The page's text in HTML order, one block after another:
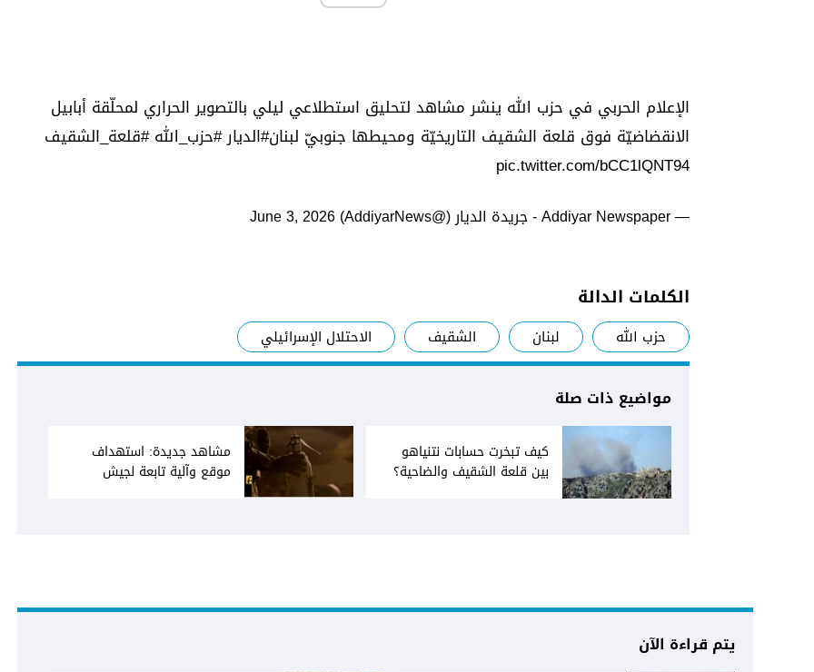
الإعلام الحربي في حزب الله ينشر مشاهد لتحليق استطلاعي ليلي بالتصوير الحراري لمحلّقة أبابيل
الانقضاضيّة فوق قلعة الشقيف التاريخيّة ومحيطها جنوبيّ لبنان#الديار#حزب_الله #قلعة_الشقيف
pic.twitter.com/bCC1lQNT94
— Addiyar Newspaper - جريدة الديار (@AddiyarNews) June 3, 2026
الكلمات الدالة
حزب الله لبنان الشقيف الاحتلال الإسرائيلي
مواضيع ذات صلة
كيف تبخرت حسابات نتنياهو
بين قلعة الشقيف والضاحية؟
مشاهد جديدة: استهداف
موقع وآلية تابعة لجيش
يتم قراءة الآن